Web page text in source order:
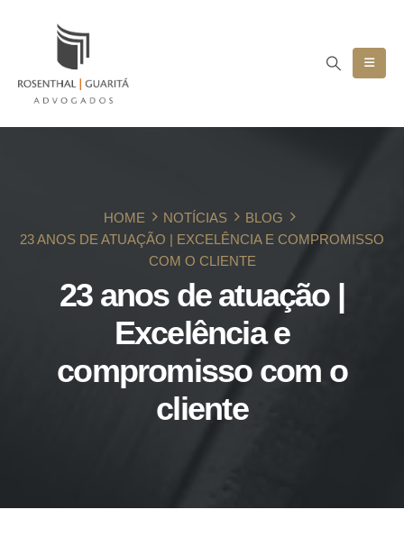
HOME NOTÍCIAS
BLOG
23 ANOS DE ATUAÇÃO | EXCELÊNCIA E COMPROMISSO
COM O CLIENTE
23 anos de atuação |
Excelência e
compromisso com o
cliente